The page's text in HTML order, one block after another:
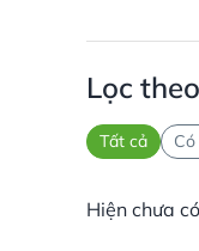
Lọc theo
Tất cả
Hiện chưa